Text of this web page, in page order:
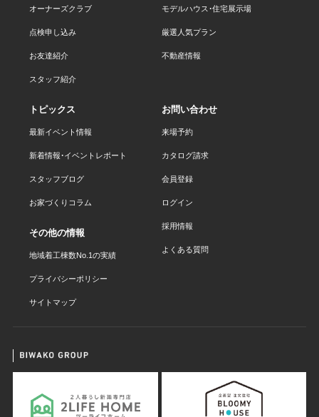
オーナーズクラブ
点検申し込み
お友達紹介
スタッフ紹介
モデルハウス・住宅展示場
厳選人気プラン
不動産情報
トピックス
最新イベント情報
新着情報・イベントレポート
スタッフブログ
お家づくりコラム
お問い合わせ
来場予約
カタログ請求
会員登録
ログイン
採用情報
よくある質問
その他の情報
地域着工棟数No.1の実績
プライバシーポリシー
サイトマップ